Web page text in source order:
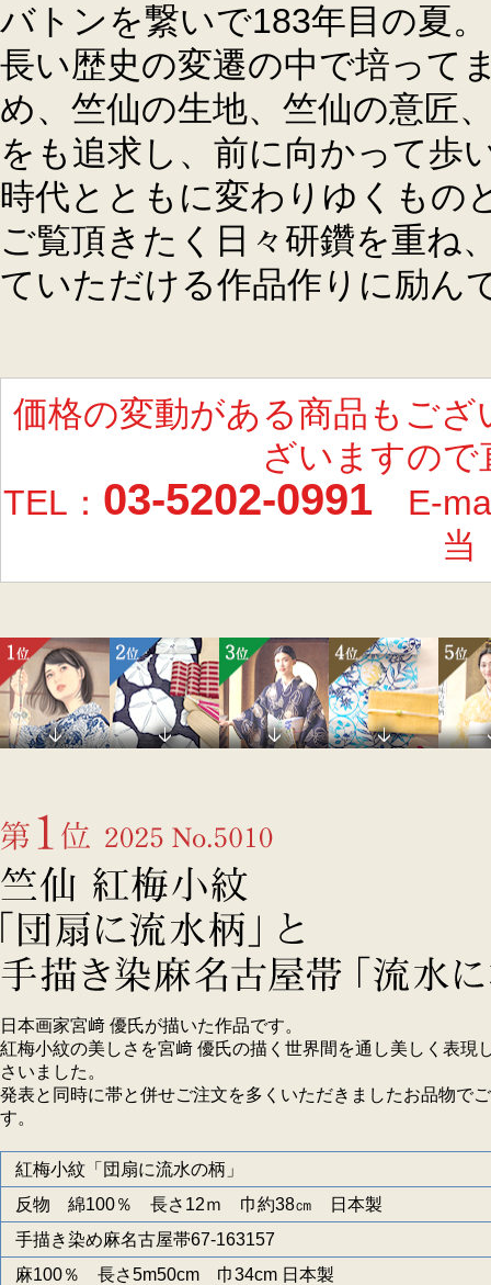
バトンを繋いで183年目の夏。
長い歴史の変遷の中で培って
め、竺仙の生地、竺仙の意匠
をも追求し、前に向かって歩
時代とともに変わりゆくもの
ご覧頂きたく日々研鑽を重ね
ていただける作品作りに励ん
価格の変動がある商品もご
ざいますの
TEL： 03-5202-0991E-
当
日本画家宮﨑 優氏が描いた作品です。
紅梅小紋の美しさを宮﨑 優氏の描く世界間を通し美しく表現
さいました。
発表と同時に帯と併せご注文を多くいただきましたお品物で
す。
紅梅小紋「団扇に流水の柄」
反物 綿100％ 長さ12ｍ 巾約38㎝ 日本製
手描き染め麻名古屋帯67-163157
麻100％ 長さ5m50cm 巾34cm 日本製